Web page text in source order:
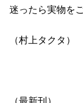
迷ったら実物を
（村上タクタ）